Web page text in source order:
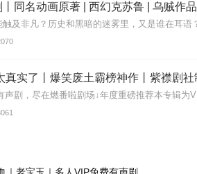
同名动画原著 | 西幻克苏鲁 | 乌贼作品
真实了丨爆笑废土霸榜神作丨紫襟剧社